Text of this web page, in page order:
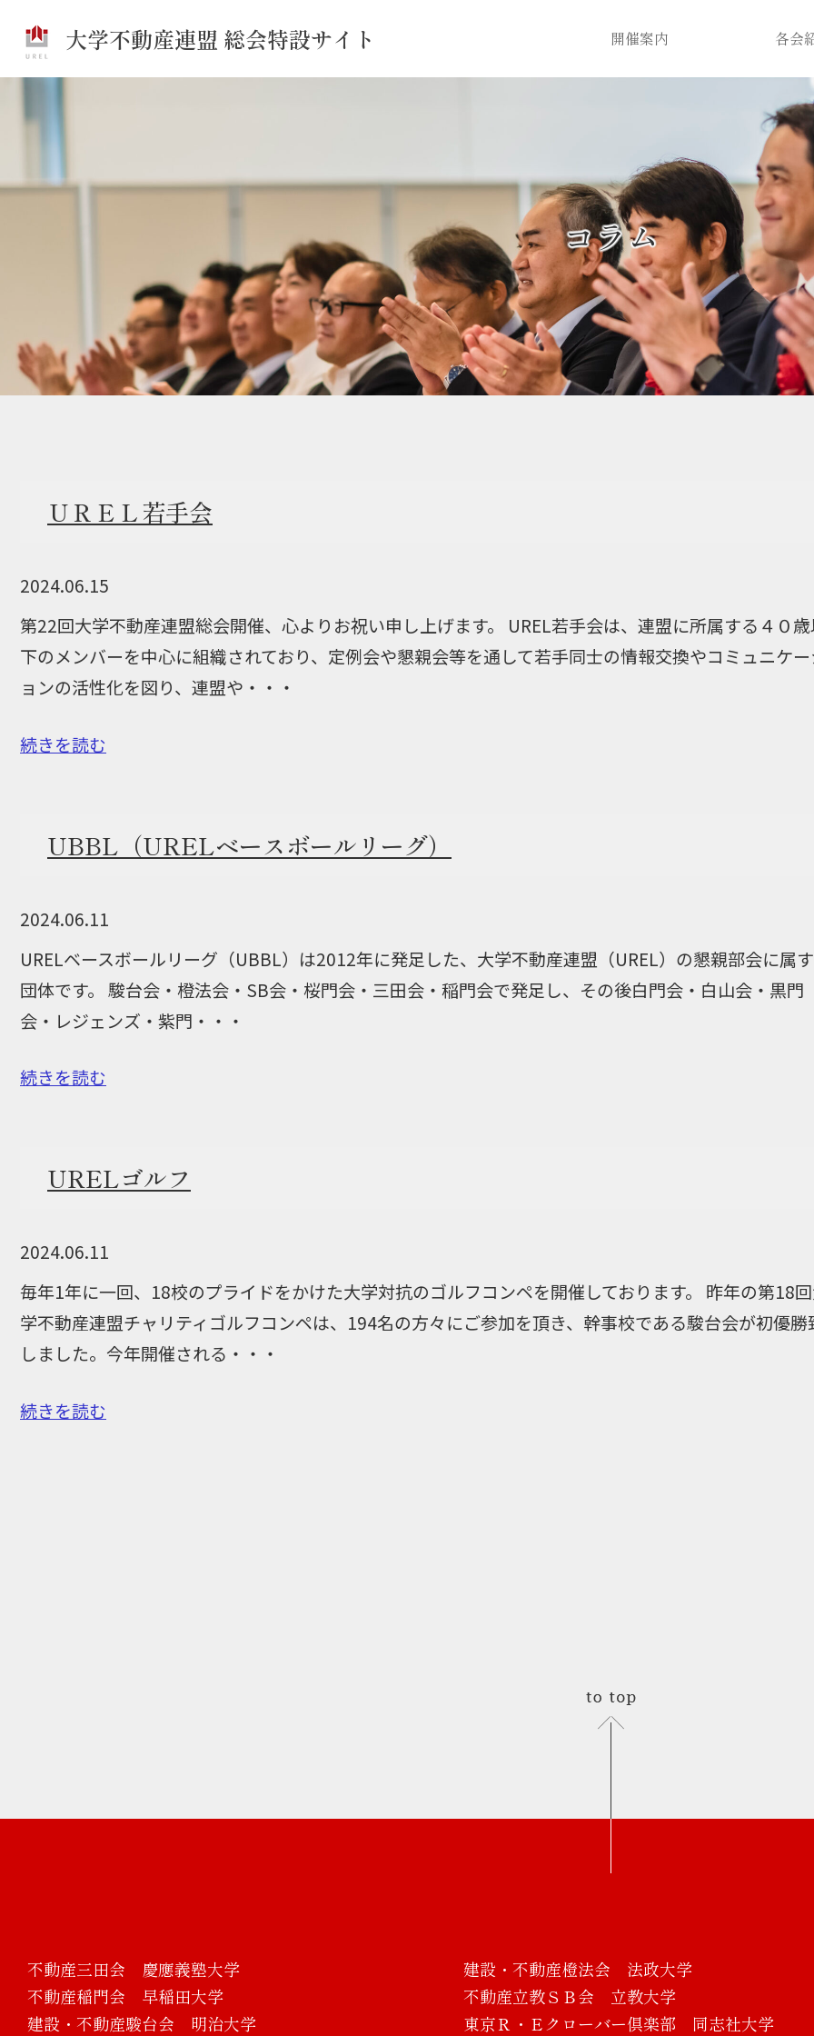
大学不動産連盟 総会特設サイト 開催案内 各会
コラム
ＵＲＥＬ若手会
2024.06.15
第22回大学不動産連盟総会開催、心よりお祝い申し上げます。 UREL若手会は、連盟に所属する４０
下のメンバーを中心に組織されており、定例会や懇親会等を通して若手同士の情報交換やコミュニケ
ョンの活性化を図り、連盟や・・・
続きを読む
UBBL（URELベースボールリーグ）
2024.06.11
URELベースボールリーグ（UBBL）は2012年に発足した、大学不動産連盟（UREL）の懇親部会に属
団体です。 駿台会・橙法会・SB会・桜門会・三田会・稲門会で発足し、その後白門会・白山会・黒門
会・レジェンズ・紫門・・・
続きを読む
URELゴルフ
2024.06.11
毎年1年に一回、18校のプライドをかけた大学対抗のゴルフコンペを開催しております。 昨年の第18
学不動産連盟チャリティゴルフコンペは、194名の方々にご参加を頂き、幹事校である駿台会が初優勝
しました。今年開催される・・・
続きを読む
不動産三田会 慶應義塾大学
不動産稲門会 早稲田大学
建設・不動産駿台会 明治大学
建設・不動産橙法会 法政大学
不動産立教ＳＢ会 立教大学
東京Ｒ・Ｅクローバー倶楽部 同志社大学